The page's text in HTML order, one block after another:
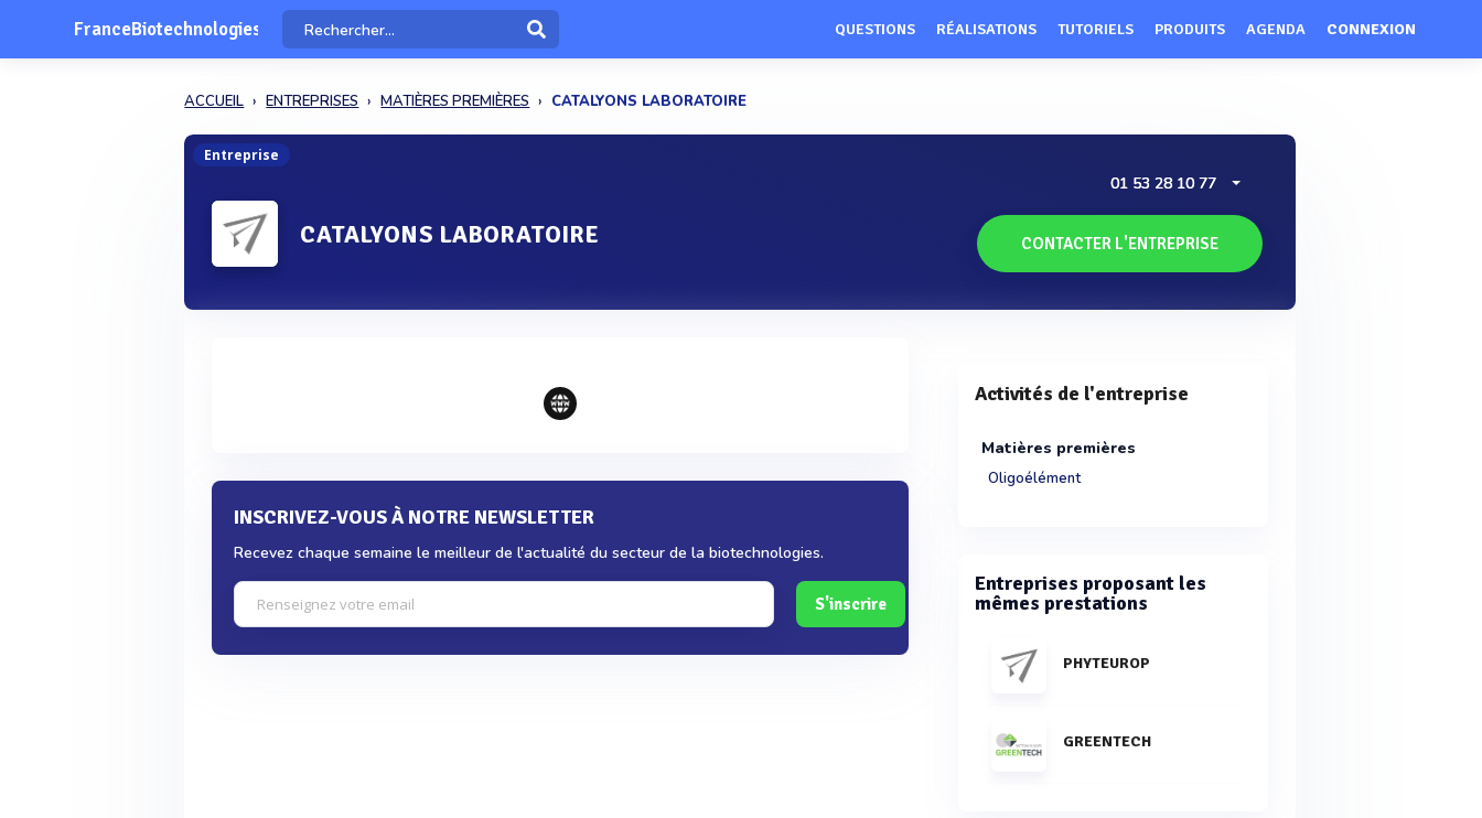
FranceBiotechnologies QUESTIONS RÉALISATIONS TUTORIELS PRODUITS AGENDA CONNEXION
ACCUEIL ENTREPRISES MATIÈRES PREMIÈRES CATALYONS LABORATOIRE
Entreprise
CATALYONS LABORATOIRE
01 53 28 10 77
CONTACTER L'ENTREPRISE
INSCRIVEZ-VOUS À NOTRE NEWSLETTER
Recevez chaque semaine le meilleur de l'actualité du secteur de la biotechnologies.
S'inscrire
Activités de l'entreprise
Matières premières
Oligoélément
Entreprises proposant les
mêmes prestations
PHYTEUROP
GREENTECH